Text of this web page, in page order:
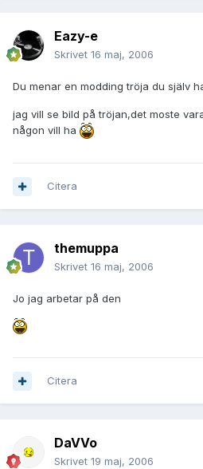
Eazy-e
Skrivet 16 maj, 2006
Du menar en modding tröja du själv
jag vill se bild på tröjan,det moste
någon vill ha
Citera
themuppa
Skrivet 16 maj, 2006
Jo jag arbetar på den
Citera
DaVVo
Skrivet 19 maj, 2006